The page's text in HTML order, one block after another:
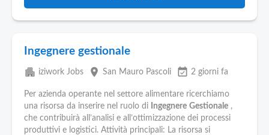
Ingegnere gestionale
apartment iziwork Jobs place San Mauro Pascoli event_available 2 giorni fa
Per azienda operante nel settore alimentare ricerchiamo
una risorsa da inserire nel ruolo di
Ingegnere Gestionale ,
che contribuirà all’analisi e all’ottimizzazione dei processi
produttivi e logistici. Attività principali: La risorsa si